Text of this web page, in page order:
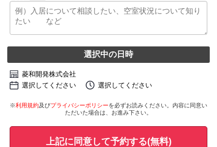
選択中の日時
菱和開発株式会社
選択してください
選択してください
※利用規約及びプライバシーポリシーを必ずお読みください。内容に同意い
ただいた場合は、お進み下さい。
上記に同意して予約する(無料)